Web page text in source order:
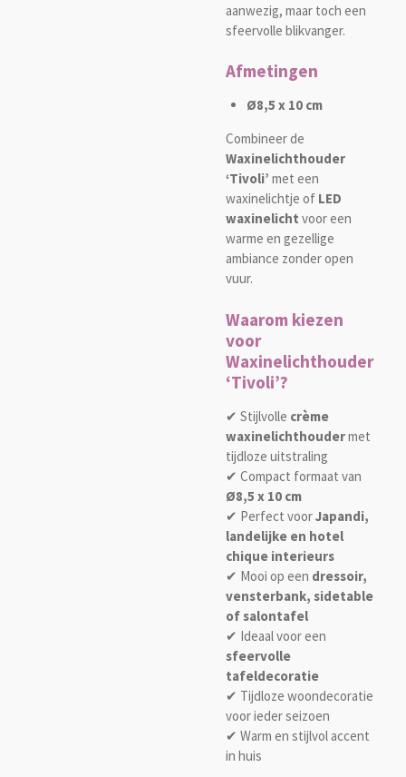
aanwezig, maar toch een
sfeervolle blikvanger.
Afmetingen
Ø8,5 x 10 cm
Combineer de
Waxinelichthouder
‘Tivoli’ met een
waxinelichtje of LED
waxinelicht voor een
warme en gezellige
ambiance zonder open
vuur.
Waarom kiezen
voor
Waxinelichthouder
‘Tivoli’?
✔ Stijlvolle crème
waxinelichthoudermet
tijdloze uitstraling
✔ Compact formaat van
Ø8,5 x 10 cm
✔ Perfect voorJapandi,
landelijke en hotel
chique interieurs
✔ Mooi op een dressoir,
vensterbank, sidetable
of salontafel
✔ Ideaal voor een
sfeervolle
tafeldecoratie
✔ Tijdloze woondecoratie
voor ieder seizoen
✔ Warm en stijlvol accent
in huis